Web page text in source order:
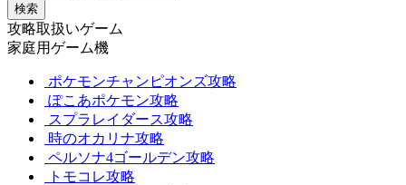
検索
攻略取扱いゲーム
家庭用ゲーム機
ポケモンチャンピオンズ攻略
ぽこあポケモン攻略
スプラレイダース攻略
時のオカリナ攻略
ペルソナ4ゴールデン攻略
トモコレ攻略